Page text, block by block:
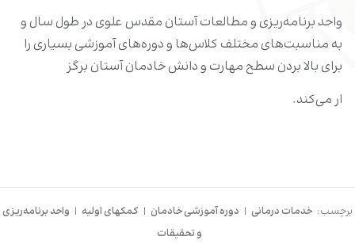
واحد برنامه‌ریزی و مطالعات آستان مقدس علوی در طول سال و
به مناسبت‌های مختلف کلاس‌ها و دوره‌های آموزشی بسیاری را
برای بالا بردن سطح مهارت و دانش خادمان آستان برگز
ار می‌کند.
برچسب: خدمات درمانی | دوره آموزشی خادمان | کمکهای اولیه | واحد برنامه‌ریزی
و تحقیقات